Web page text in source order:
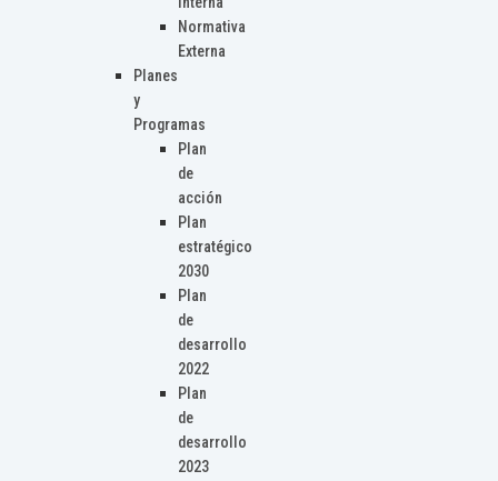
Normativa
Externa
Planes
y
Programas
Plan
de
acción
Plan
estratégico
2030
Plan
de
desarrollo
2022
Plan
de
desarrollo
2023